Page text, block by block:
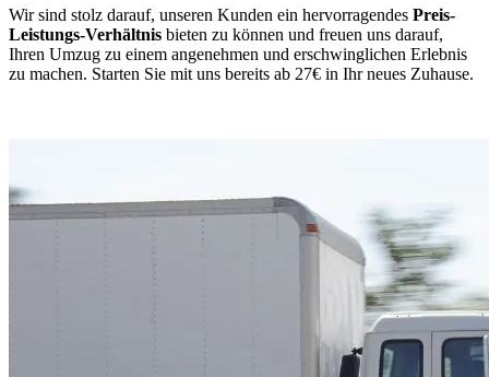
Wir sind stolz darauf, unseren Kunden ein hervorragendes Preis-
Leistungs-Verhältnis bieten zu können und freuen uns darauf,
Ihren Umzug zu einem angenehmen und erschwinglichen Erlebnis
zu machen. Starten Sie mit uns bereits ab 27€ in Ihr neues Zuhause.